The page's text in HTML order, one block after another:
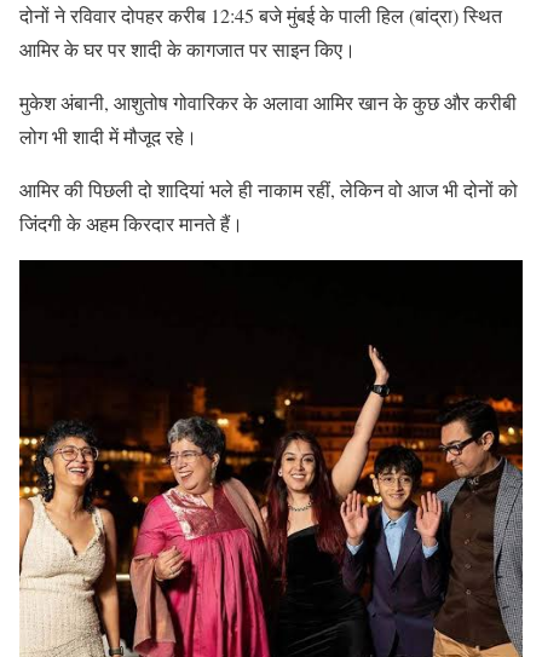
दोनों ने रविवार दोपहर करीब 12:45 बजे मुंबई के पाली हिल (बांद्रा) स्थित
आमिर के घर पर शादी के कागजात पर साइन किए।
मुकेश अंबानी, आशुतोष गोवारिकर के अलावा आमिर खान के कुछ और करीबी
लोग भी शादी में मौजूद रहे।
आमिर की पिछली दो शादियां भले ही नाकाम रहीं, लेकिन वो आज भी दोनों को
जिंदगी के अहम किरदार मानते हैं।